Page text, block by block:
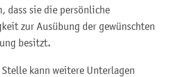
dass sie die persönliche
zur Ausübung der gewünschten
besitzt.
kann weitere Unterlagen